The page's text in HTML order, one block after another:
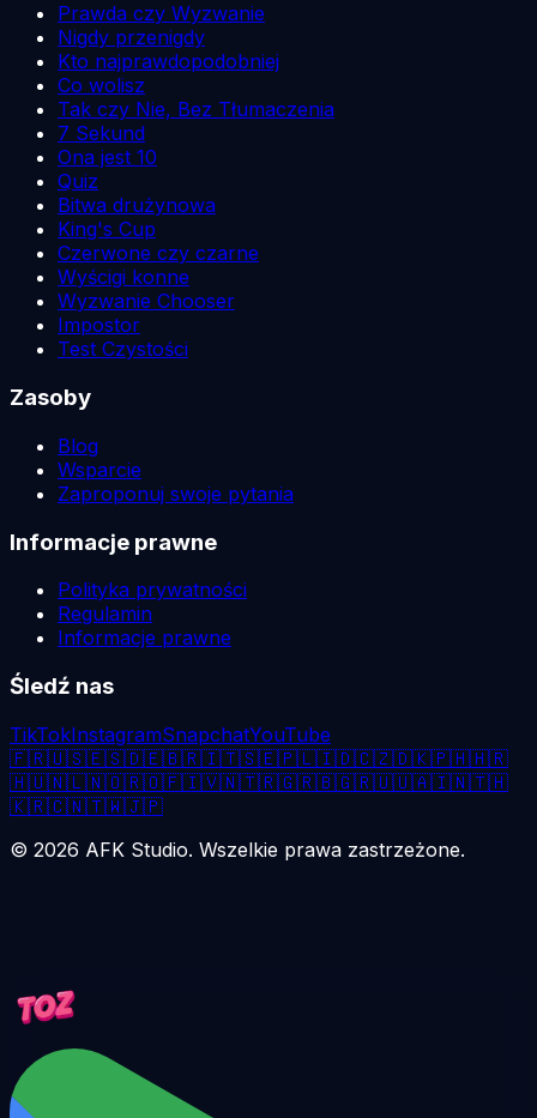
Prawda czy Wyzwanie
Nigdy przenigdy
Kto najprawdopodobniej
Co wolisz
Tak czy Nie, Bez Tłumaczenia
7 Sekund
Ona jest 10
Quiz
Bitwa drużynowa
King's Cup
Czerwone czy czarne
Wyścigi konne
Wyzwanie Chooser
Impostor
Test Czystości
Zasoby
Blog
Wsparcie
Zaproponuj swoje pytania
Informacje prawne
Polityka prywatności
Regulamin
Informacje prawne
Śledź nas
TikTokInstagramSnapchatYouTube
🇫🇷🇺🇸🇪🇸🇩🇪🇧🇷🇮🇹🇸🇪🇵🇱🇮🇩🇨🇿🇩🇰🇵🇭🇭🇷
🇭🇺🇳🇱🇳🇴🇷🇴🇫🇮🇻🇳🇹🇷🇬🇷🇧🇬🇷🇺🇺🇦🇮🇳🇹🇭
🇰🇷🇨🇳🇹🇼🇯🇵
© 2026 AFK Studio. Wszelkie prawa zastrzeżone.